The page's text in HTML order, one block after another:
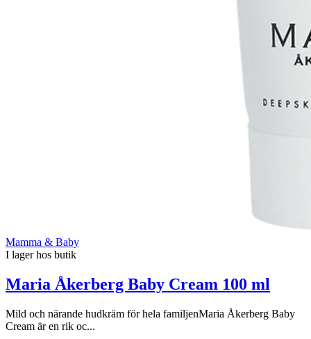
Mamma & Baby
I lager hos butik
Maria Åkerberg Baby Cream 100 ml
Mild och närande hudkräm för hela familjenMaria Åkerberg Baby
Cream är en rik oc...